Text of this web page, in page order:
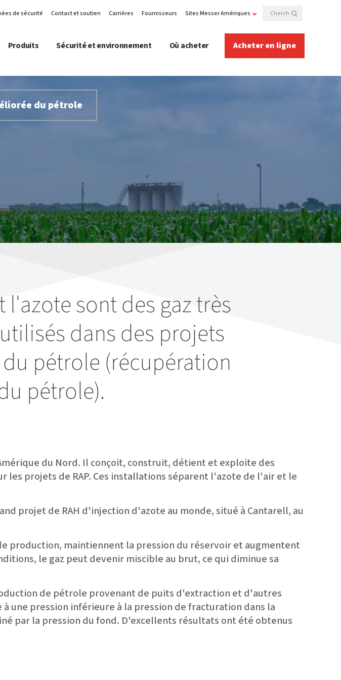
de sécurité Contact et soutien Carrières Fournisseurs Sites Messer Amériques
Produits Sécurité et environnement Où acheter Acheter en ligne
du pétrole
sont des gaz très
dans des projets
pétrole (récupération
pétrole).
du Nord. Il conçoit, construit, détient et exploite des
projets de RAP. Ces installations séparent l'azote de l'air et le
projet de RAH d'injection d'azote au monde, situé à Cantarell, au
production, maintiennent la pression du réservoir et augmentent
le gaz peut devenir miscible au brut, ce qui diminue sa
de pétrole provenant de puits d'extraction et d'autres
une pression inférieure à la pression de fracturation dans la
par la pression du fond. D'excellents résultats ont été obtenus